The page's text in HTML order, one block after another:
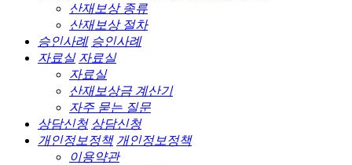
산재보상 종류
산재보상 절차
승인사례 승인사례
자료실 자료실
자료실
산재보상금 계산기
자주 묻는 질문
상담신청 상담신청
개인정보정책 개인정보정책
이용약관